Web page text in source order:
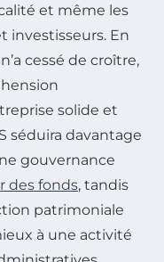
et même les
investisseurs. En
cessé de croître,
solide et
séduira davantage
gouvernance
des fonds, tandis
patrimoniale
à une activité